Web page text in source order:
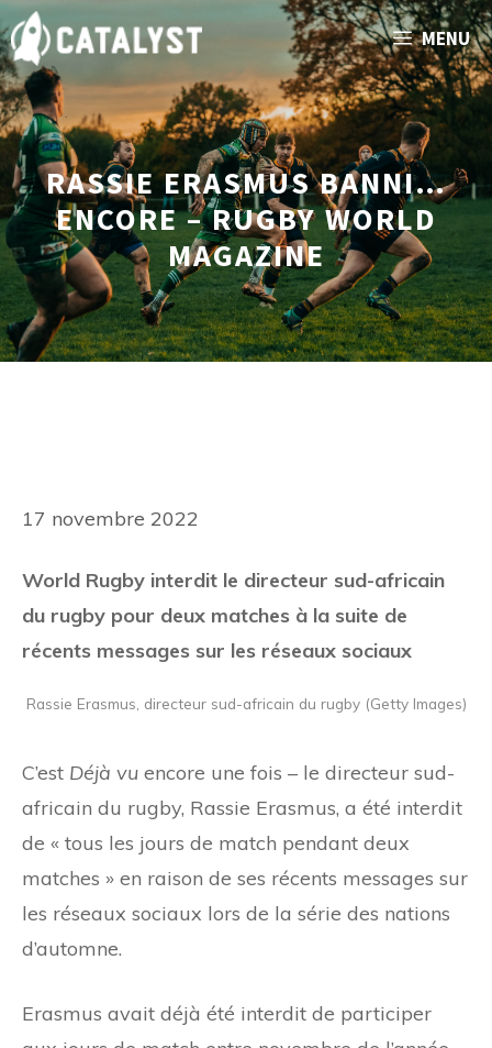
Aller
au
contenu
MENU
RASSIE ERASMUS BANNI…
ENCORE – RUGBY WORLD
MAGAZINE
17 novembre 2022
World Rugby interdit le directeur sud-africain
du rugby pour deux matches à la suite de
récents messages sur les réseaux sociaux
Rassie Erasmus, directeur sud-africain du rugby (Getty Images)
C’est Déjà vu encore une fois – le directeur sud-
africain du rugby, Rassie Erasmus, a été interdit
de « tous les jours de match pendant deux
matches » en raison de ses récents messages sur
les réseaux sociaux lors de la série des nations
d’automne.
Erasmus avait déjà été interdit de participer